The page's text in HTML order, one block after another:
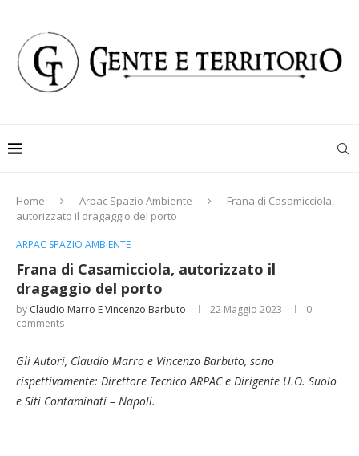
Home Arpac Spazio Ambiente
Frana di Casamicciola,
autorizzato il dragaggio del porto
ARPAC SPAZIO AMBIENTE
Frana di Casamicciola, autorizzato il
dragaggio del porto
by Claudio Marro E Vincenzo Barbuto 22 Maggio 2023
0
comments
Gli Autori, Claudio Marro e Vincenzo Barbuto, sono
rispettivamente: Direttore Tecnico ARPAC e Dirigente U.O. Suolo
e Siti Contaminati – Napoli.